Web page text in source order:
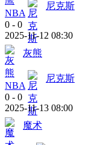
NBA
尼克斯
0 - 0
2025-11-12 08:30
灰熊
NBA
尼克斯
0 - 0
2025-11-13 08:00
魔术